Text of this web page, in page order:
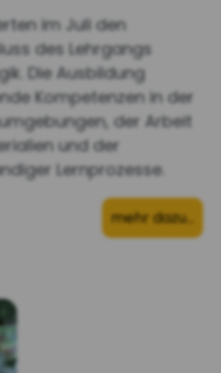
im Juli den
des Lehrgangs
Die Ausbildung
Kompetenzen in der
der Arbeit
und der
Lernprozesse.
mehr dazu…